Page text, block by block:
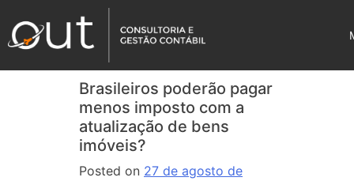
Brasileiros poderão pagar
menos imposto com a
atualização de bens
imóveis?
Posted on 27 de agosto de